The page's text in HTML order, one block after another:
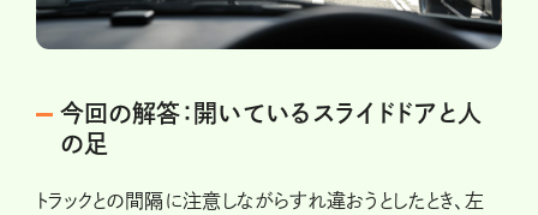
今回の解答：開いているスライドドアと人
の足
トラックとの間隔に注意しながらすれ違おうとしたとき、左